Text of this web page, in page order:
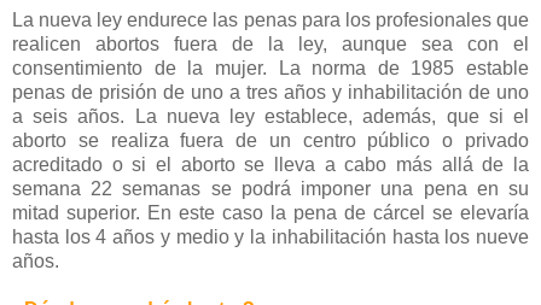
La nueva ley endurece las penas para los profesionales que
realicen abortos fuera de la ley, aunque sea con el
consentimiento de la mujer. La norma de 1985 estable
penas de prisión de uno a tres años y inhabilitación de uno
a seis años. La nueva ley establece, además, que si el
aborto se realiza fuera de un centro público o privado
acreditado o si el aborto se lleva a cabo más allá de la
semana 22 semanas se podrá imponer una pena en su
mitad superior. En este caso la pena de cárcel se elevaría
hasta los 4 años y medio y la inhabilitación hasta los nueve
años.